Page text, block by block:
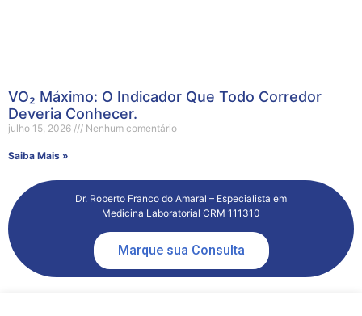
VO₂ Máximo: O Indicador Que Todo Corredor
Deveria Conhecer.
julho 15, 2026 Nenhum comentário
Saiba Mais »
Dr. Roberto Franco do Amaral – Especialista em
Medicina Laboratorial CRM 111310
Marque sua Consulta